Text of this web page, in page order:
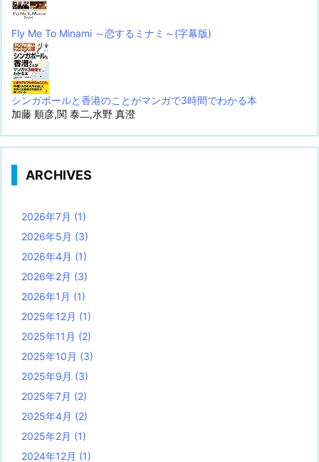
Fly Me To Minami ～恋するミナミ～(字幕版)
シンガポールと香港のことがマンガで3時間でわかる本
加藤 順彦,関 泰二,水野 真澄
ARCHIVES
2026年7月 (1)
2026年5月 (3)
2026年4月 (1)
2026年2月 (3)
2026年1月 (1)
2025年12月 (1)
2025年11月 (2)
2025年10月 (3)
2025年9月 (3)
2025年7月 (2)
2025年4月 (2)
2025年2月 (1)
2024年12月 (1)